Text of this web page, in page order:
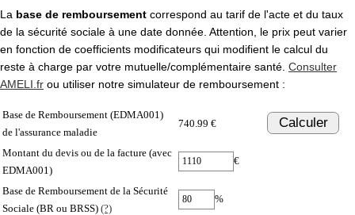
La base de remboursement correspond au tarif de l'acte et du taux
de la sécurité sociale à une date donnée. Attention, le prix peut varier
en fonction de coefficients modificateurs qui modifient le calcul du
reste à charge par votre mutuelle/complémentaire santé. Consulter
AMELI.fr ou utiliser notre simulateur de remboursement :
Base de Remboursement (EDMA001)
de l'assurance maladie
740.99 € Calculer
Montant du devis ou de la facture (avec
EDMA001)
€
Base de Remboursement de la Sécurité
Sociale (BR ou BRSS) (?)
%